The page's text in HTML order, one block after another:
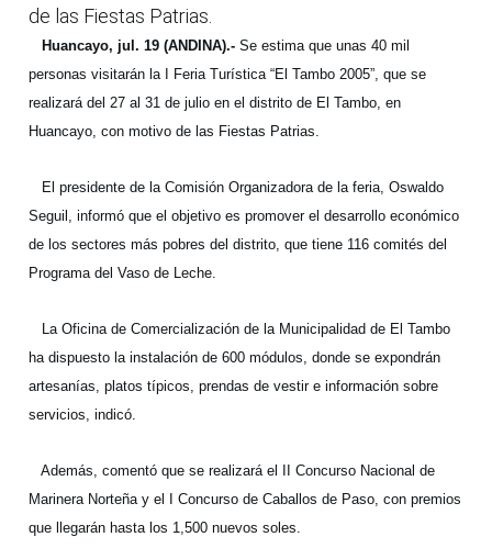
de las Fiestas Patrias.
Huancayo, jul. 19 (ANDINA).- Se estima que unas 40 mil
personas visitarán la I Feria Turística “El Tambo 2005”, que se
realizará del 27 al 31 de julio en el distrito de El Tambo, en
Huancayo, con motivo de las Fiestas Patrias.
El presidente de la Comisión Organizadora de la feria, Oswaldo
Seguil, informó que el objetivo es promover el desarrollo económico
de los sectores más pobres del distrito, que tiene 116 comités del
Programa del Vaso de Leche.
La Oficina de Comercialización de la Municipalidad de El Tambo
ha dispuesto la instalación de 600 módulos, donde se expondrán
artesanías, platos típicos, prendas de vestir e información sobre
servicios, indicó.
Además, comentó que se realizará el II Concurso Nacional de
Marinera Norteña y el I Concurso de Caballos de Paso, con premios
que llegarán hasta los 1,500 nuevos soles.